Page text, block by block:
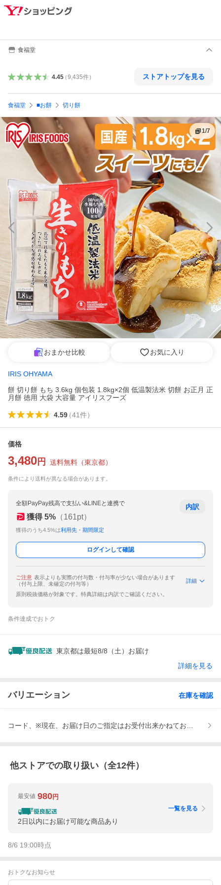
食福堂
4.45（9,435件） ストアトップを見る
食福堂 ■お餅 切り餅
1/7
おまかせ比較 お気に入り
IRIS OHYAMA
餅 切り餅 もち 3.6kg 個包装 1.8kg×2個 低温製法米 切餅 お正月 正
月餅 徳用 大袋 大容量 アイリスフーズ
4.59（41件）
価格
3,480 円 送料無料 （東京都）
条件により送料が異なる場合があります。
全額PayPay残高で支払い&LINEと連携で
獲得 5% （161pt）
獲得のうち4.5%は利用先・期間限定
内訳
ログインして確認
ご注意 表示よりも実際の付与数・付与率が少ない場合があります
（付与上限、未確定の付与等）
詳細
原則税抜価格が対象です。特典詳細は内訳でご確認ください。
条件達成でおトク
東京都は最短8/8（土）お届け
詳細を見る
バリエーション 在庫を確認
コード、※現在、お届け日のご指定はお受付出来かねております。
他ストアでの取り扱い（全12件）
最安値 980円
2日以内にお届け可能な商品あり
一覧を見る
8/6 19:00時点
おトクなお知らせ